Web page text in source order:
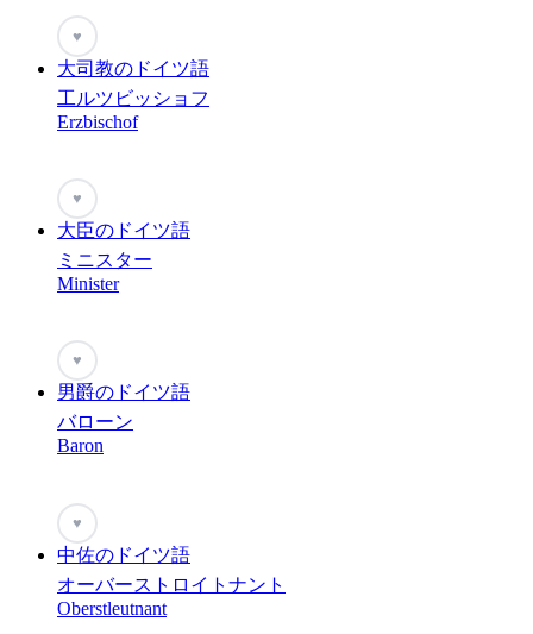
♥
大司教のドイツ語
工ルツビッショフ
Erzbischof
♥
大臣のドイツ語
ミニスター
Minister
♥
男爵のドイツ語
バローン
Baron
♥
中佐のドイツ語
オーバーストロイトナント
Oberstleutnant